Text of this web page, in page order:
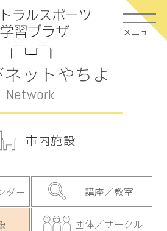
メニュー
ットやちよ
Network
市内施設
ダー 講座／教室
団体／サークル